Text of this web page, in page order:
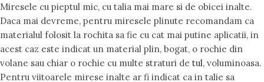
Miresele cu pieptul mic, cu talia mai mare si de obicei inalte.
Daca mai devreme, pentru miresele plinute recomandam ca
materialul folosit la rochita sa fie cu cat mai putine aplicatii, in
acest caz este indicat un material plin, bogat, o rochie din
volane sau chiar o rochie cu multe straturi de tul, voluminoasa.
Pentru viitoarele mirese inalte ar fi indicat ca in talie sa